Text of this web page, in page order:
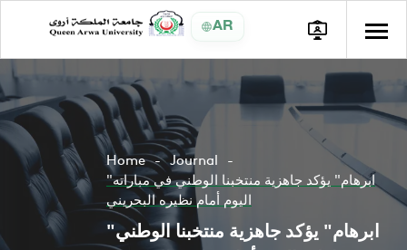
AR
Home
Journal
"ابرهام" يؤكد جاهزية منتخبنا الوطني في مباراته
اليوم أمام نظيره البحريني
"ابرهام" يؤكد جاهزية منتخبنا الوطني